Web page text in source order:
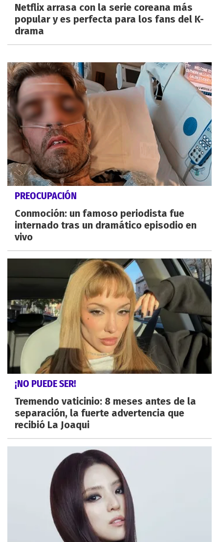
Netflix arrasa con la serie coreana más
popular y es perfecta para los fans del K-
drama
PREOCUPACIÓN
Conmoción: un famoso periodista fue
internado tras un dramático episodio en
vivo
¡NO PUEDE SER!
Tremendo vaticinio: 8 meses antes de la
separación, la fuerte advertencia que
recibió La Joaqui